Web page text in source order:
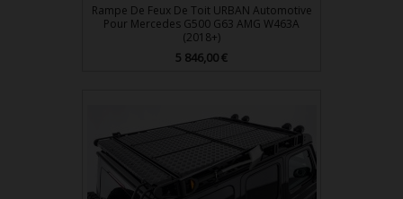
Rampe De Feux De Toit URBAN Automotive
Pour Mercedes G500 G63 AMG W463A
(2018+)
Prix
5 846,00 €